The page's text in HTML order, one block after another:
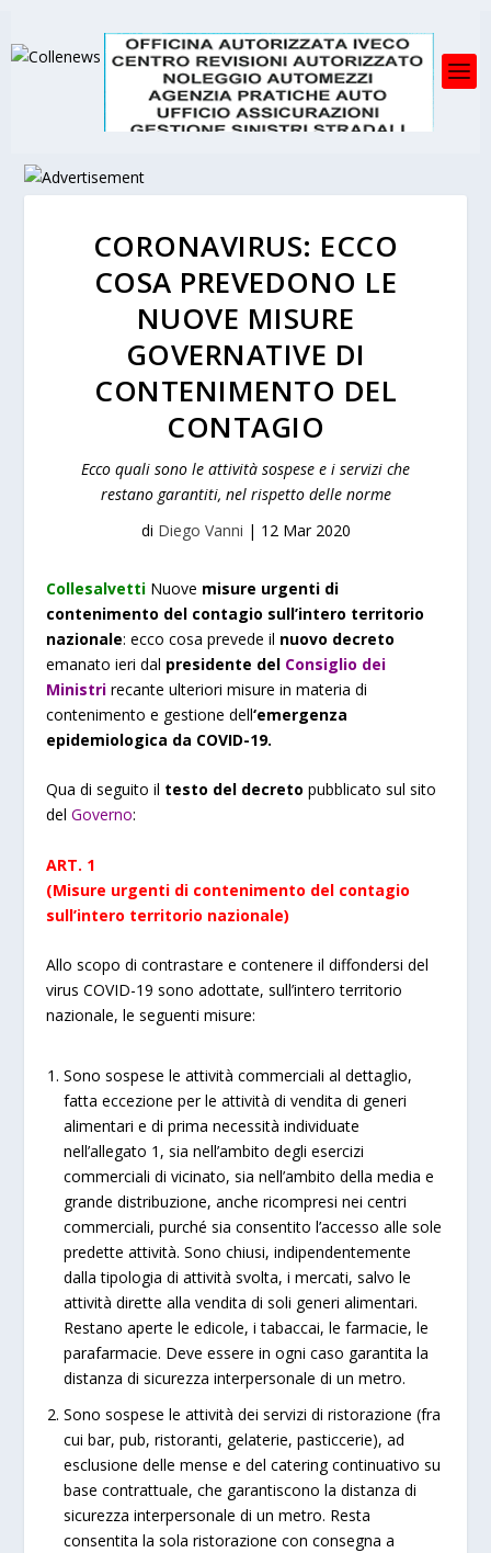
CORONAVIRUS: ECCO
COSA PREVEDONO LE
NUOVE MISURE
GOVERNATIVE DI
CONTENIMENTO DEL
CONTAGIO
Ecco quali sono le attività sospese e i servizi che
restano garantiti, nel rispetto delle norme
di Diego Vanni | 12 Mar 2020
Collesalvetti Nuove misure urgenti di
contenimento del contagio sull’intero territorio
nazionale: ecco cosa prevede il nuovo decreto
emanato ieri dal presidente del Consiglio dei
Ministri recante ulteriori misure in materia di
contenimento e gestione dell‘emergenza
epidemiologica da COVID-19.
Qua di seguito il testo del decreto pubblicato sul sito
delGoverno:
ART. 1
(Misure urgenti di contenimento del contagio
sull’intero territorio nazionale)
Allo scopo di contrastare e contenere il diffondersi del
virus COVID-19 sono adottate, sull’intero territorio
nazionale, le seguenti misure:
Sono sospese le attività commerciali al dettaglio,
fatta eccezione per le attività di vendita di generi
alimentari e di prima necessità individuate
nell’allegato 1, sia nell’ambito degli esercizi
commerciali di vicinato, sia nell’ambito della media e
grande distribuzione, anche ricompresi nei centri
commerciali, purché sia consentito l’accesso alle sole
predette attività. Sono chiusi, indipendentemente
dalla tipologia di attività svolta, i mercati, salvo le
attività dirette alla vendita di soli generi alimentari.
Restano aperte le edicole, i tabaccai, le farmacie, le
parafarmacie. Deve essere in ogni caso garantita la
distanza di sicurezza interpersonale di un metro.
Sono sospese le attività dei servizi di ristorazione (fra
cui bar, pub, ristoranti, gelaterie, pasticcerie), ad
esclusione delle mense e del catering continuativo su
base contrattuale, che garantiscono la distanza di
sicurezza interpersonale di un metro. Resta
consentita la sola ristorazione con consegna a